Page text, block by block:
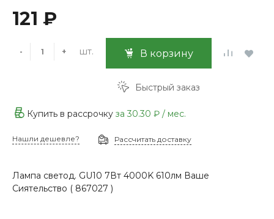
121 ₽
- + шт. В корзину
Быстрый заказ
Купить в рассрочку за 30.30 ₽ / мес.
Нашли дешевле? Рассчитать доставку
Лампа светод. GU10 7Вт 4000K 610лм Ваше
Сиятельство ( 867027 )